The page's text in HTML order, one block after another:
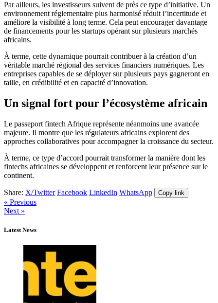
Par ailleurs, les investisseurs suivent de près ce type d’initiative. Un
environnement réglementaire plus harmonisé réduit l’incertitude et
améliore la visibilité à long terme. Cela peut encourager davantage
de financements pour les startups opérant sur plusieurs marchés
africains.
À terme, cette dynamique pourrait contribuer à la création d’un
véritable marché régional des services financiers numériques. Les
entreprises capables de se déployer sur plusieurs pays gagneront en
taille, en crédibilité et en capacité d’innovation.
Un signal fort pour l’écosystème africain
Le passeport fintech Afrique représente néanmoins une avancée
majeure. Il montre que les régulateurs africains explorent des
approches collaboratives pour accompagner la croissance du secteur.
À terme, ce type d’accord pourrait transformer la manière dont les
fintechs africaines se développent et renforcent leur présence sur le
continent.
Share: X/Twitter Facebook LinkedIn WhatsApp Copy link
« Previous
Next »
Latest News